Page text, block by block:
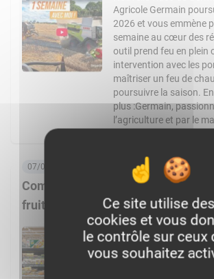
Agricole Germain
2026 et vous emmène
semaine au cœur des
outil prend feu en plein
intervention avec les
maîtriser un feu de
poursuivre la saison.
plus :Germain,
l’agriculture et par le
Comment Frais Émincés dynamise
fruits et légumes ?
07/08/2026, 06:00
Spécialiste de la
de Pontchâteau
à deux chiffres. Elle
Ce site utilise des
cookies et vous
le contrôle sur ceux
vous souhaitez